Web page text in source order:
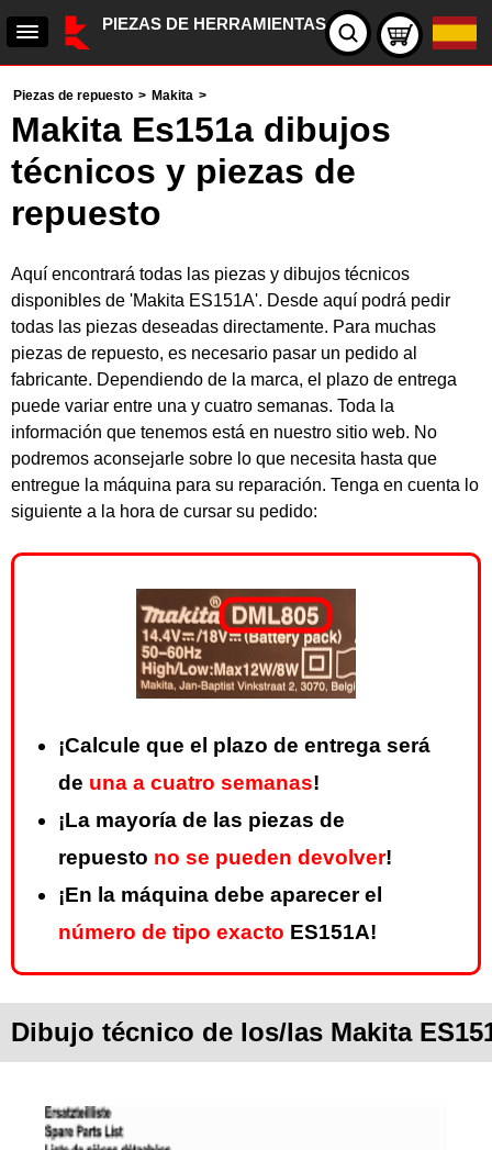
PIEZAS DE HERRAMIENTAS
Piezas de repuesto > Makita >
Makita Es151a dibujos
técnicos y piezas de
repuesto
Aquí encontrará todas las piezas y dibujos técnicos
disponibles de 'Makita ES151A'. Desde aquí podrá pedir
todas las piezas deseadas directamente. Para muchas
piezas de repuesto, es necesario pasar un pedido al
fabricante. Dependiendo de la marca, el plazo de entrega
puede variar entre una y cuatro semanas. Toda la
información que tenemos está en nuestro sitio web. No
podremos aconsejarle sobre lo que necesita hasta que
entregue la máquina para su reparación. Tenga en cuenta lo
siguiente a la hora de cursar su pedido:
¡Calcule que el plazo de entrega será
de una a cuatro semanas!
¡La mayoría de las piezas de
repuesto no se pueden devolver!
¡En la máquina debe aparecer el
número de tipo exacto ES151A!
Dibujo técnico de los/las Makita